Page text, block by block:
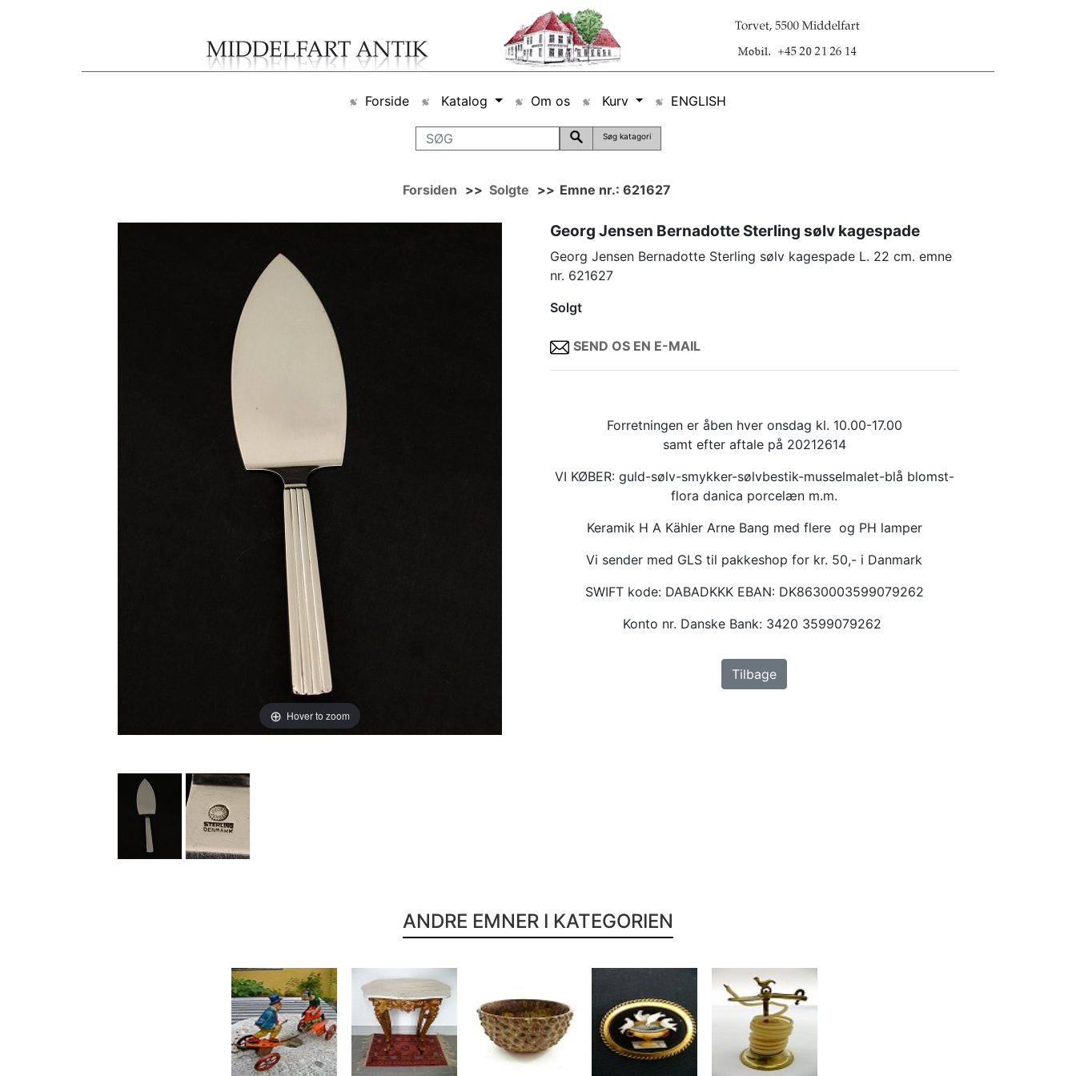
Forside Katalog Om os Kurv ENGLISH
Søg katagori
Forsiden >> Solgte >> Emne nr.: 621627
Hover to zoom
Georg Jensen Bernadotte Sterling sølv kagespade
Georg Jensen Bernadotte Sterling sølv kagespade L. 22 cm. emne
nr. 621627
Solgt
SEND OS EN E-MAIL
Forretningen er åben hver onsdag kl. 10.00-17.00
samt efter aftale på 20212614
VI KØBER: guld-sølv-smykker-sølvbestik-musselmalet-blå blomst-
flora danica porcelæn m.m.
Keramik H A Kähler Arne Bang med flere og PH lamper
Vi sender med GLS til pakkeshop for kr. 50,- i Danmark
SWIFT kode: DABADKKK EBAN: DK8630003599079262
Konto nr. Danske Bank: 3420 3599079262
Tilbage
ANDRE EMNER I KATEGORIEN